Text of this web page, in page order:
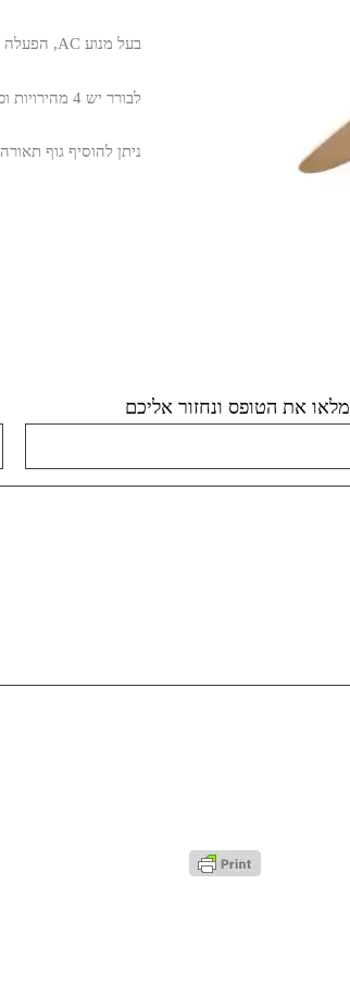
בעל מנוע AC, הפעלה ע"י בורר קיר, ישנה אפשרות לשדרג לשלט בתוספת תשלום.
לבורר יש 4 מהירויות וכיוון אוויר אחד (מותאם למספק גוויס).
ניתן להוסיף גוף תאורה 20 וואט לד עדין ועוצמתי בגוון אור חם (K3000).
מלאו את הטופס ונחזור אליכם